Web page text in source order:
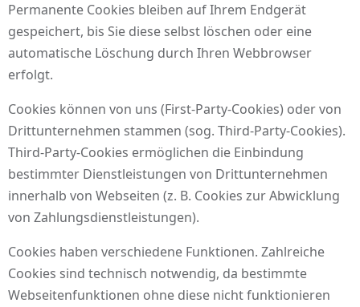
Permanente Cookies bleiben auf Ihrem Endgerät
gespeichert, bis Sie diese selbst löschen oder eine
automatische Löschung durch Ihren Webbrowser
erfolgt.
Cookies können von uns (First-Party-Cookies) oder von
Drittunternehmen stammen (sog. Third-Party-Cookies).
Third-Party-Cookies ermöglichen die Einbindung
bestimmter Dienstleistungen von Drittunternehmen
innerhalb von Webseiten (z. B. Cookies zur Abwicklung
von Zahlungsdienstleistungen).
Cookies haben verschiedene Funktionen. Zahlreiche
Cookies sind technisch notwendig, da bestimmte
Webseitenfunktionen ohne diese nicht funktionieren